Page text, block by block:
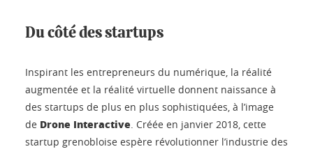
Du côté des startups
Inspirant les entrepreneurs du numérique, la réalité
augmentée et la réalité virtuelle donnent naissance à
des startups de plus en plus sophistiquées, à l’image
de Drone Interactive . Créée en janvier 2018, cette
startup grenobloise espère révolutionner l’industrie des